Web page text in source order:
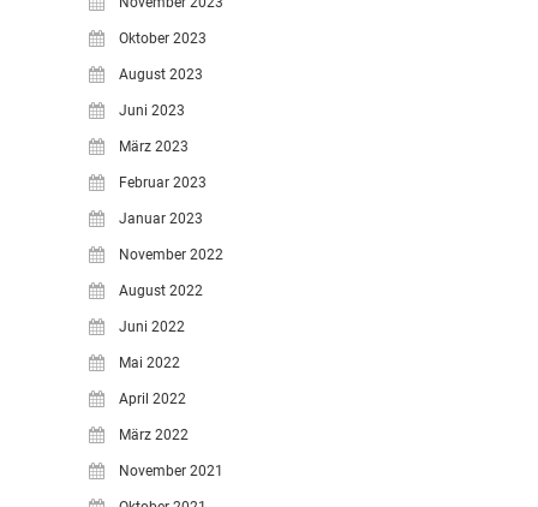
Oktober 2023
August 2023
Juni 2023
März 2023
Februar 2023
Januar 2023
November 2022
August 2022
Juni 2022
Mai 2022
April 2022
März 2022
November 2021